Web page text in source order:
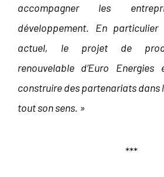
accompagner les
développement. En
actuel, le projet de
renouvelable d’Euro
construire des partenariats dans
tout son sens. »
***